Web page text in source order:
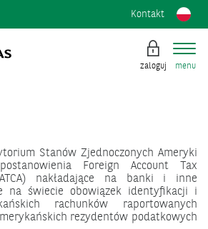
Kontakt
zaloguj menu
Stanów Zjednoczonych Ameryki
Foreign Account Tax
nakładające na banki i inne
na świecie obowiązek identyfikacji i
rachunków raportowanych
rezydentów podatkowych